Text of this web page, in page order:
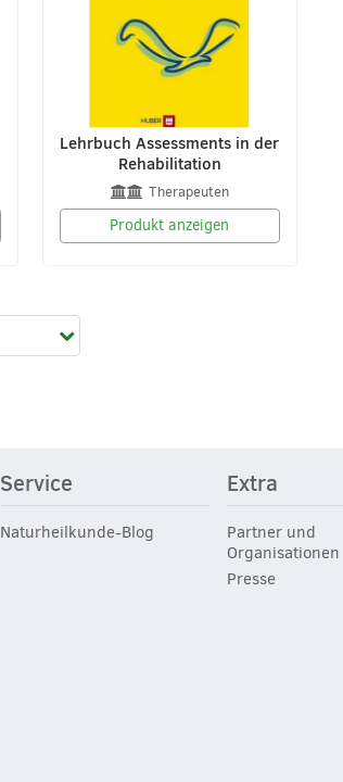
Lehrbuch Assessments in der
Rehabilitation
Therapeuten
Produkt anzeigen
Service
Naturheilkunde-Blog
Extra
Partner und
Organisationen
Presse